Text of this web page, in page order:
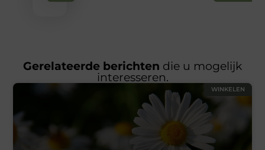
Gerelateerde berichten die u mogelijk
interesseren.
WINKELEN